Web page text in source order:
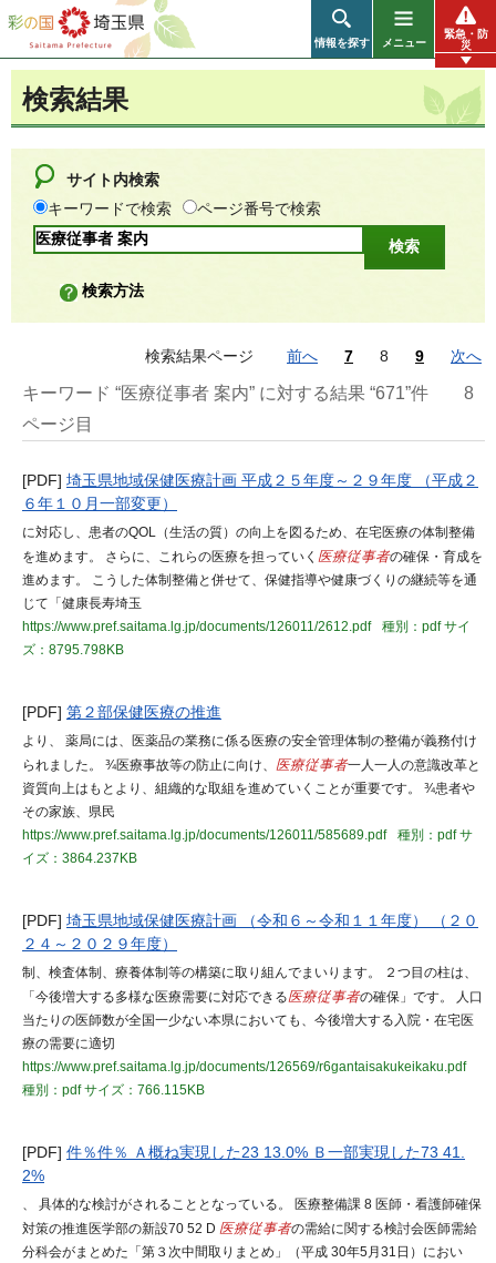
彩の国 埼玉県
情報を探す メニュー
緊急・防
災
検索結果
サイト内検索
キーワードで検索
ページ番号で検索
検索方法
検索結果ページ 前へ 7 8 9 次へ
キーワード “医療従事者 案内” に対する結果 “671”件
8
ページ目
[PDF] 埼玉県地域保健医療計画 平成２５年度～２９年度 （平成２
６年１０月一部変更）
に対応し、患者のQOL（生活の質）の向上を図るため、在宅医療の体制整備
を進めます。 さらに、これらの医療を担っていく 医療従事者の確保・育成を
進めます。 こうした体制整備と併せて、保健指導や健康づくりの継続等を通
じて「健康長寿埼玉
https://www.pref.saitama.lg.jp/documents/126011/2612.pdf
種別：pdfサイ
ズ：8795.798KB
[PDF] 第２部保健医療の推進
より、 薬局には、医薬品の業務に係る医療の安全管理体制の整備が義務付け
られました。 ¾医療事故等の防止に向け、 医療従事者一人一人の意識改革と
資質向上はもとより、組織的な取組を進めていくことが重要です。 ¾患者や
その家族、県民
https://www.pref.saitama.lg.jp/documents/126011/585689.pdf
種別：pdfサ
イズ：3864.237KB
[PDF] 埼玉県地域保健医療計画 （令和６～令和１１年度） （２０
２４～２０２９年度）
制、検査体制、療養体制等の構築に取り組んでまいります。 ２つ目の柱は、
「今後増大する多様な医療需要に対応できる医療従事者の確保」です。 人口
当たりの医師数が全国一少ない本県においても、今後増大する入院・在宅医
療の需要に適切
https://www.pref.saitama.lg.jp/documents/126569/r6gantaisakukeikaku.pdf
種別：pdfサイズ：766.115KB
[PDF] 件％件％ Ａ概ね実現した23 13.0% Ｂ一部実現した73 41.
2%
、 具体的な検討がされることとなっている。 医療整備課 8 医師・看護師確保
対策の推進医学部の新設70 52 D 医療従事者の需給に関する検討会医師需給
分科会がまとめた「第３次中間取りまとめ」（平成 30年5月31日）におい